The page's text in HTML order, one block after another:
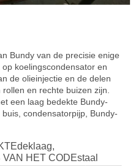
Bundy van de precisie enige
koelingscondensator en
de olieinjectie en de delen
en rechte buizen zijn.
een laag bedekte Bundy-
condensatorpijp, Bundy-
HET CODEstaal